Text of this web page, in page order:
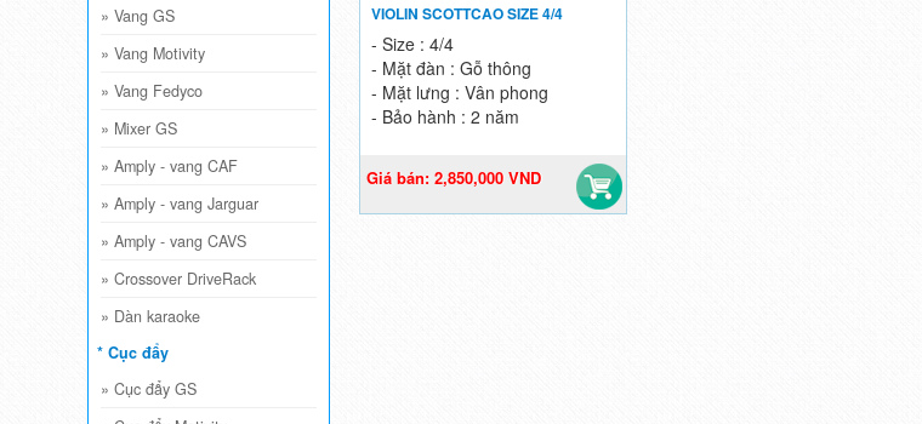
» Vang GS
» Vang Motivity
» Vang Fedyco
» Mixer GS
» Amply - vang CAF
» Amply - vang Jarguar
» Amply - vang CAVS
» Crossover DriveRack
» Dàn karaoke
* Cục đẩy
» Cục đẩy GS
VIOLIN SCOTTCAO SIZE 4/4
- Size : 4/4
- Mặt đàn : Gỗ thông
- Mặt lưng : Vân phong
- Bảo hành : 2 năm
3,800,000 VND
Giá bán: 2,850,000 VND